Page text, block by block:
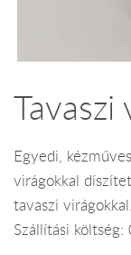
Tavaszi
Egyedi,
virágokkal
tavaszi virágokkal.
Szállítási költség: